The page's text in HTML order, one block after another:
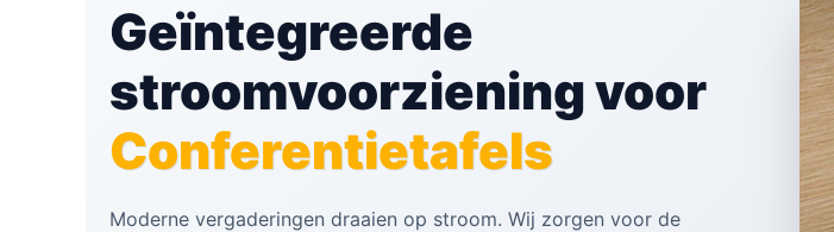
Geïntegreerde
stroomvoorziening voor
Conferentietafels
Moderne vergaderingen draaien op stroom. Wij zorgen voor de